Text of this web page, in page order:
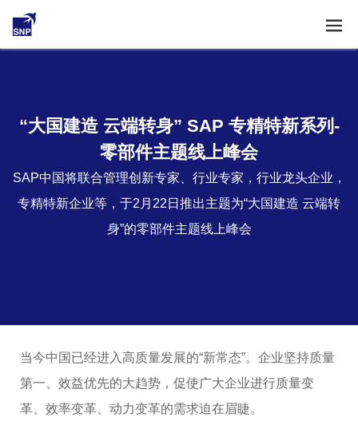
“大国建造 云端转身” SAP 专精特新系列-
零部件主题线上峰会
SAP中国将联合管理创新专家、行业专家，行业龙头企业，
专精特新企业等，于2月22日推出主题为“大国建造 云端转
身”的零部件主题线上峰会
当今中国已经进入高质量发展的“新常态”。企业坚持质量
第一、效益优先的大趋势，促使广大企业进行质量变
革、效率变革、动力变革的需求迫在眉睫。